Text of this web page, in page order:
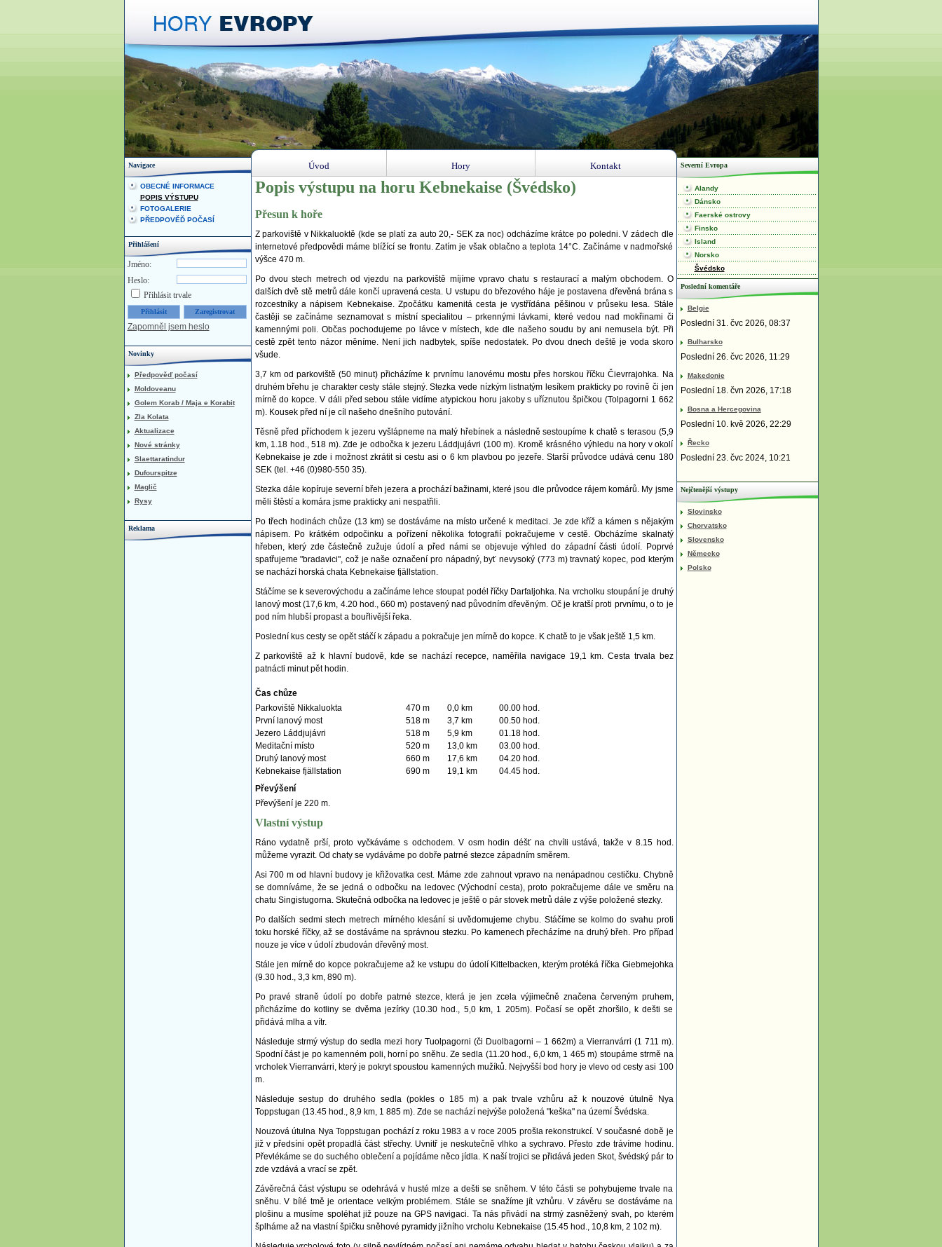
Popis výstupu na horu Kebnekaise (Švédsko)
Přesun k hoře
Z parkoviště v Nikkaluoktě (kde se platí za auto 20,- SEK za noc) odcházíme krátce po poledni. V zádech dle
internetové předpovědi máme blížící se frontu. Zatím je však oblačno a teplota 14°C. Začínáme v nadmořské
výšce 470 m.
Po dvou stech metrech od vjezdu na parkoviště míjíme vpravo chatu s restaurací a malým obchodem. O
dalších dvě stě metrů dále končí upravená cesta. U vstupu do březového háje je postavena dřevěná brána s
rozcestníky a nápisem Kebnekaise. Zpočátku kamenitá cesta je vystřídána pěšinou v průseku lesa. Stále
častěji se začínáme seznamovat s místní specialitou – prkennými lávkami, které vedou nad mokřinami či
kamennými poli. Občas pochodujeme po lávce v místech, kde dle našeho soudu by ani nemusela být. Při
cestě zpět tento názor měníme. Není jich nadbytek, spíše nedostatek. Po dvou dnech deště je voda skoro
všude.
3,7 km od parkoviště (50 minut) přicházíme k prvnímu lanovému mostu přes horskou říčku Čievrrajohka. Na
druhém břehu je charakter cesty stále stejný. Stezka vede nízkým listnatým lesíkem prakticky po rovině či jen
mírně do kopce. V dáli před sebou stále vidíme atypickou horu jakoby s uříznutou špičkou (Tolpagorni 1 662
m). Kousek před ní je cíl našeho dnešního putování.
Těsně před příchodem k jezeru vyšlápneme na malý hřebínek a následně sestoupíme k chatě s terasou (5,9
km, 1.18 hod., 518 m). Zde je odbočka k jezeru Láddjujávri (100 m). Kromě krásného výhledu na hory v okolí
Kebnekaise je zde i možnost zkrátit si cestu asi o 6 km plavbou po jezeře. Starší průvodce udává cenu 180
SEK (tel. +46 (0)980-550 35).
Stezka dále kopíruje severní břeh jezera a prochází bažinami, které jsou dle průvodce rájem komárů. My jsme
měli štěstí a komára jsme prakticky ani nespatřili.
Po třech hodinách chůze (13 km) se dostáváme na místo určené k meditaci. Je zde kříž a kámen s nějakým
nápisem. Po krátkém odpočinku a pořízení několika fotografií pokračujeme v cestě. Obcházíme skalnatý
hřeben, který zde částečně zužuje údolí a před námi se objevuje výhled do západní části údolí. Poprvé
spatřujeme "bradavici", což je naše označení pro nápadný, byť nevysoký (773 m) travnatý kopec, pod kterým
se nachází horská chata Kebnekaise fjällstation.
Stáčíme se k severovýchodu a začínáme lehce stoupat podél říčky Darfaljohka. Na vrcholku stoupání je druhý
lanový most (17,6 km, 4.20 hod., 660 m) postavený nad původním dřevěným. Oč je kratší proti prvnímu, o to je
pod ním hlubší propast a bouřlivější řeka.
Poslední kus cesty se opět stáčí k západu a pokračuje jen mírně do kopce. K chatě to je však ještě 1,5 km.
Z parkoviště až k hlavní budově, kde se nachází recepce, naměřila navigace 19,1 km. Cesta trvala bez
patnácti minut pět hodin.
Čas chůze
Parkoviště Nikkaluokta
470 m 0,0 km
00.00 hod.
První lanový most
518 m 3,7 km
00.50 hod.
Jezero Láddjujávri
518 m 5,9 km
01.18 hod.
Meditační místo
520 m 13,0 km
03.00 hod.
Druhý lanový most
660 m 17,6 km
04.20 hod.
Kebnekaise fjällstation
690 m 19,1 km
04.45 hod.
Převýšení
Převýšení je 220 m.
Vlastní výstup
Ráno vydatně prší, proto vyčkáváme s odchodem. V osm hodin déšť na chvíli ustává, takže v 8.15 hod.
můžeme vyrazit. Od chaty se vydáváme po dobře patrné stezce západním směrem.
Asi 700 m od hlavní budovy je křižovatka cest. Máme zde zahnout vpravo na nenápadnou cestičku. Chybně
se domníváme, že se jedná o odbočku na ledovec (Východní cesta), proto pokračujeme dále ve směru na
chatu Singistugorna. Skutečná odbočka na ledovec je ještě o pár stovek metrů dále z výše položené stezky.
Po dalších sedmi stech metrech mírného klesání si uvědomujeme chybu. Stáčíme se kolmo do svahu proti
toku horské říčky, až se dostáváme na správnou stezku. Po kamenech přecházíme na druhý břeh. Pro případ
nouze je více v údolí zbudován dřevěný most.
Stále jen mírně do kopce pokračujeme až ke vstupu do údolí Kittelbacken, kterým protéká říčka Giebmejohka
(9.30 hod., 3,3 km, 890 m).
Po pravé straně údolí po dobře patrné stezce, která je jen zcela výjimečně značena červeným pruhem,
přicházíme do kotliny se dvěma jezírky (10.30 hod., 5,0 km, 1 205m). Počasí se opět zhoršilo, k dešti se
přidává mlha a vítr.
Následuje strmý výstup do sedla mezi hory Tuolpagorni (či Duolbagorni – 1 662m) a Vierranvárri (1 711 m).
Spodní část je po kamenném poli, horní po sněhu. Ze sedla (11.20 hod., 6,0 km, 1 465 m) stoupáme strmě na
vrcholek Vierranvárri, který je pokryt spoustou kamenných mužíků. Nejvyšší bod hory je vlevo od cesty asi 100
m.
Následuje sestup do druhého sedla (pokles o 185 m) a pak trvale vzhůru až k nouzové útulně Nya
Toppstugan (13.45 hod., 8,9 km, 1 885 m). Zde se nachází nejvýše položená "keška" na území Švédska.
Nouzová útulna Nya Toppstugan pochází z roku 1983 a v roce 2005 prošla rekonstrukcí. V současné době je
již v předsíni opět propadlá část střechy. Uvnitř je neskutečně vlhko a sychravo. Přesto zde trávíme hodinu.
Převlékáme se do suchého oblečení a pojídáme něco jídla. K naší trojici se přidává jeden Skot, švédský pár to
zde vzdává a vrací se zpět.
Závěrečná část výstupu se odehrává v husté mlze a dešti se sněhem. V této části se pohybujeme trvale na
sněhu. V bílé tmě je orientace velkým problémem. Stále se snažíme jít vzhůru. V závěru se dostáváme na
plošinu a musíme spoléhat již pouze na GPS navigaci. Ta nás přivádí na strmý zasněžený svah, po kterém
šplháme až na vlastní špičku sněhové pyramidy jižního vrcholu Kebnekaise (15.45 hod., 10,8 km, 2 102 m).
Navigace
OBECNÉ INFORMACE
POPIS VÝSTUPU
FOTOGALERIE
PŘEDPOVĚĎ POČASÍ
Přihlášení
Jméno:
Heslo:
Přihlásit trvale
Zapomněl jsem heslo
Novinky
Předpověď počasí
Moldoveanu
Golem Korab / Maja e Korabit
Zla Kolata
Aktualizace
Nové stránky
Slaettaratindur
Dufourspitze
Maglič
Rysy
Reklama
Severní Evropa
Alandy
Dánsko
Faerské ostrovy
Finsko
Island
Norsko
Švédsko
Poslední komentáře
Belgie
Poslední 31. čvc 2026, 08:37
Bulharsko
Poslední 26. čvc 2026, 11:29
Makedonie
Poslední 18. čvn 2026, 17:18
Bosna a Hercegovina
Poslední 10. kvě 2026, 22:29
Řecko
Poslední 23. čvc 2024, 10:21
Nejčtenější výstupy
Slovinsko
Chorvatsko
Slovensko
Německo
Polsko
Úvod Hory Kontakt